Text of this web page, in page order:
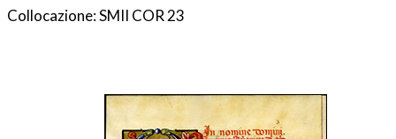
Collocazione: SMII COR 23